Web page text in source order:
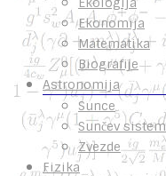
Ekonomija
Matematika
Biografije
Astronomija
Sunce
Sunčev sistem
Zvezde
Fizika